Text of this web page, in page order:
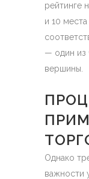
рейтинге
и 10
— один из
вершины.
Однако
важности